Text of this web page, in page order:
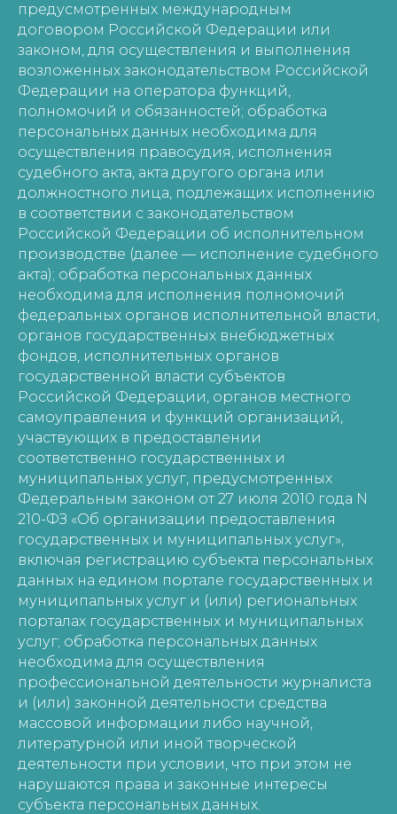
предусмотренных международным
договором Российской Федерации или
законом, для осуществления и выполнения
возложенных законодательством Российской
Федерации на оператора функций,
полномочий и обязанностей; обработка
персональных данных необходима для
осуществления правосудия, исполнения
судебного акта, акта другого органа или
должностного лица, подлежащих исполнению
в соответствии с законодательством
Российской Федерации об исполнительном
производстве (далее — исполнение судебного
акта); обработка персональных данных
необходима для исполнения полномочий
федеральных органов исполнительной власти,
органов государственных внебюджетных
фондов, исполнительных органов
государственной власти субъектов
Российской Федерации, органов местного
самоуправления и функций организаций,
участвующих в предоставлении
соответственно государственных и
муниципальных услуг, предусмотренных
Федеральным законом от 27 июля 2010 года N
210-ФЗ «Об организации предоставления
государственных и муниципальных услуг»,
включая регистрацию субъекта персональных
данных на едином портале государственных и
муниципальных услуг и (или) региональных
порталах государственных и муниципальных
услуг; обработка персональных данных
необходима для осуществления
профессиональной деятельности журналиста
и (или) законной деятельности средства
массовой информации либо научной,
литературной или иной творческой
деятельности при условии, что при этом не
нарушаются права и законные интересы
субъекта персональных данных.